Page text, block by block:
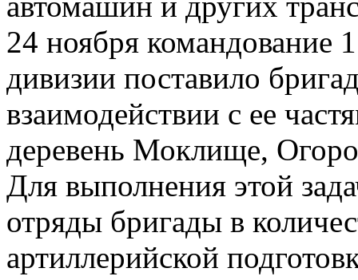
24 ноября командование
дивизии поставило
взаимодействии с ее
деревень Моклище,
Для выполнения этой
отряды бригады в
артиллерийской